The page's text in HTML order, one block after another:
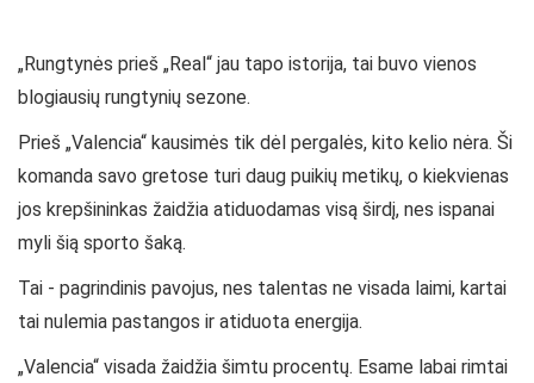
„Rungtynės prieš „Real“ jau tapo istorija, tai buvo vienos
blogiausių rungtynių sezone.
Prieš „Valencia“ kausimės tik dėl pergalės, kito kelio nėra. Ši
komanda savo gretose turi daug puikių metikų, o kiekvienas
jos krepšininkas žaidžia atiduodamas visą širdį, nes ispanai
myli šią sporto šaką.
Tai - pagrindinis pavojus, nes talentas ne visada laimi, kartai
tai nulemia pastangos ir atiduota energija.
„Valencia“ visada žaidžia šimtu procentų. Esame labai rimtai